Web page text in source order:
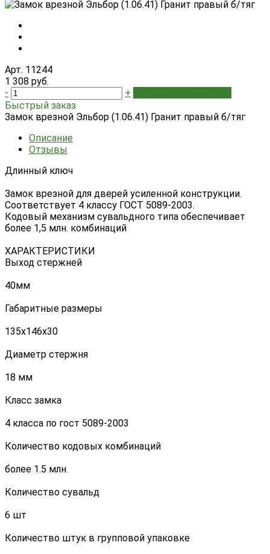
Арт. 11244
1 308 руб.
-
+
Быстрый заказ
Замок врезной Эльбор (1.06.41) Гранит правый б/тяг
Описание
Отзывы
Длинный ключ
Замок врезной для дверей усиленной конструкции.
Соответствует 4 классу ГОСТ 5089-2003.
Кодовый механизм сувальдного типа обеспечивает
более 1,5 млн. комбинаций
ХАРАКТЕРИСТИКИ
Выход стержней
40мм
Габаритные размеры
135x146x30
Диаметр стержня
18 мм
Класс замка
4 класса по гост 5089-2003
Количество кодовых комбинаций
более 1.5 млн.
Количество сувальд
6 шт
Количество штук в групповой упаковке